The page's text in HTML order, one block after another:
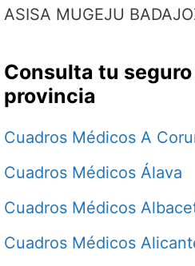
ASISA MUGEJU
Consulta tu
provincia
Cuadros Médicos A
Cuadros Médicos Álava
Cuadros Médicos
Cuadros Médicos